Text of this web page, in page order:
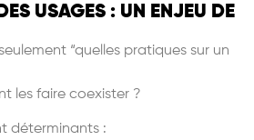
USAGES : UN ENJEU DE
“quelles pratiques sur un
les faire coexister ?
déterminants :